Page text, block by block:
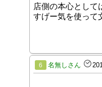
店側の本心として
すげー気を使って
6 名無しさん